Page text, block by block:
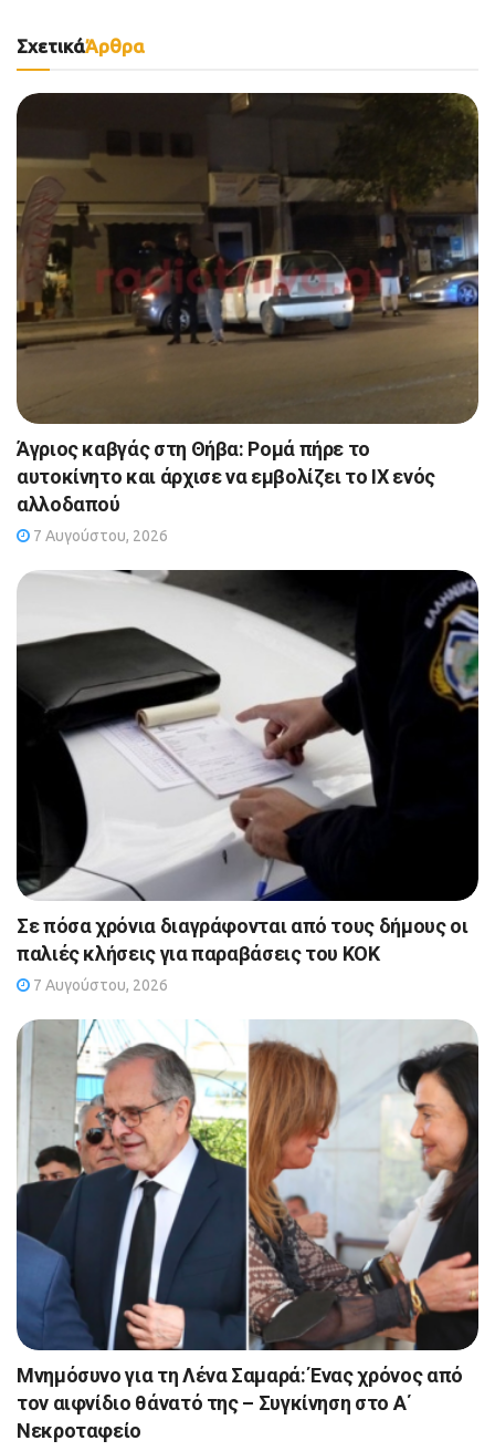
ΣχετικάΆρθρα
Άγριος καβγάς στη Θήβα: Ρομά πήρε το
αυτοκίνητο και άρχισε να εμβολίζει το ΙΧ ενός
αλλοδαπού
7 Αυγούστου, 2026
Σε πόσα χρόνια διαγράφονται από τους δήμους οι
παλιές κλήσεις για παραβάσεις του ΚΟΚ
7 Αυγούστου, 2026
Μνημόσυνο για τη Λένα Σαμαρά: Ένας χρόνος από
τον αιφνίδιο θάνατό της – Συγκίνηση στο Α΄
Νεκροταφείο